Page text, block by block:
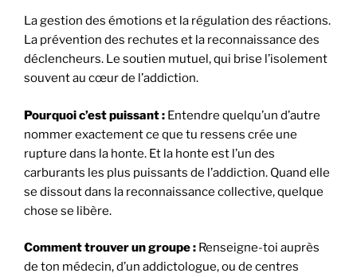
La gestion des émotions et la régulation des réactions.
La prévention des rechutes et la reconnaissance des
déclencheurs. Le soutien mutuel, qui brise l’isolement
souvent au cœur de l’addiction.
Pourquoi c’est puissant : Entendre quelqu’un d’autre
nommer exactement ce que tu ressens crée une
rupture dans la honte. Et la honte est l’un des
carburants les plus puissants de l’addiction. Quand elle
se dissout dans la reconnaissance collective, quelque
chose se libère.
Comment trouver un groupe : Renseigne-toi auprès
de ton médecin, d’un addictologue, ou de centres